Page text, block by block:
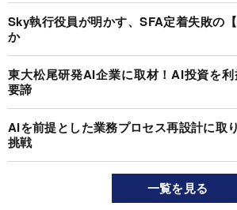
Sky執行役員が明かす、SFA定着失敗の
か
東大松尾研発AI企業に取材！AI投資を
要諦
AIを前提とした業務プロセス再設計に取
挑戦
一覧を見る